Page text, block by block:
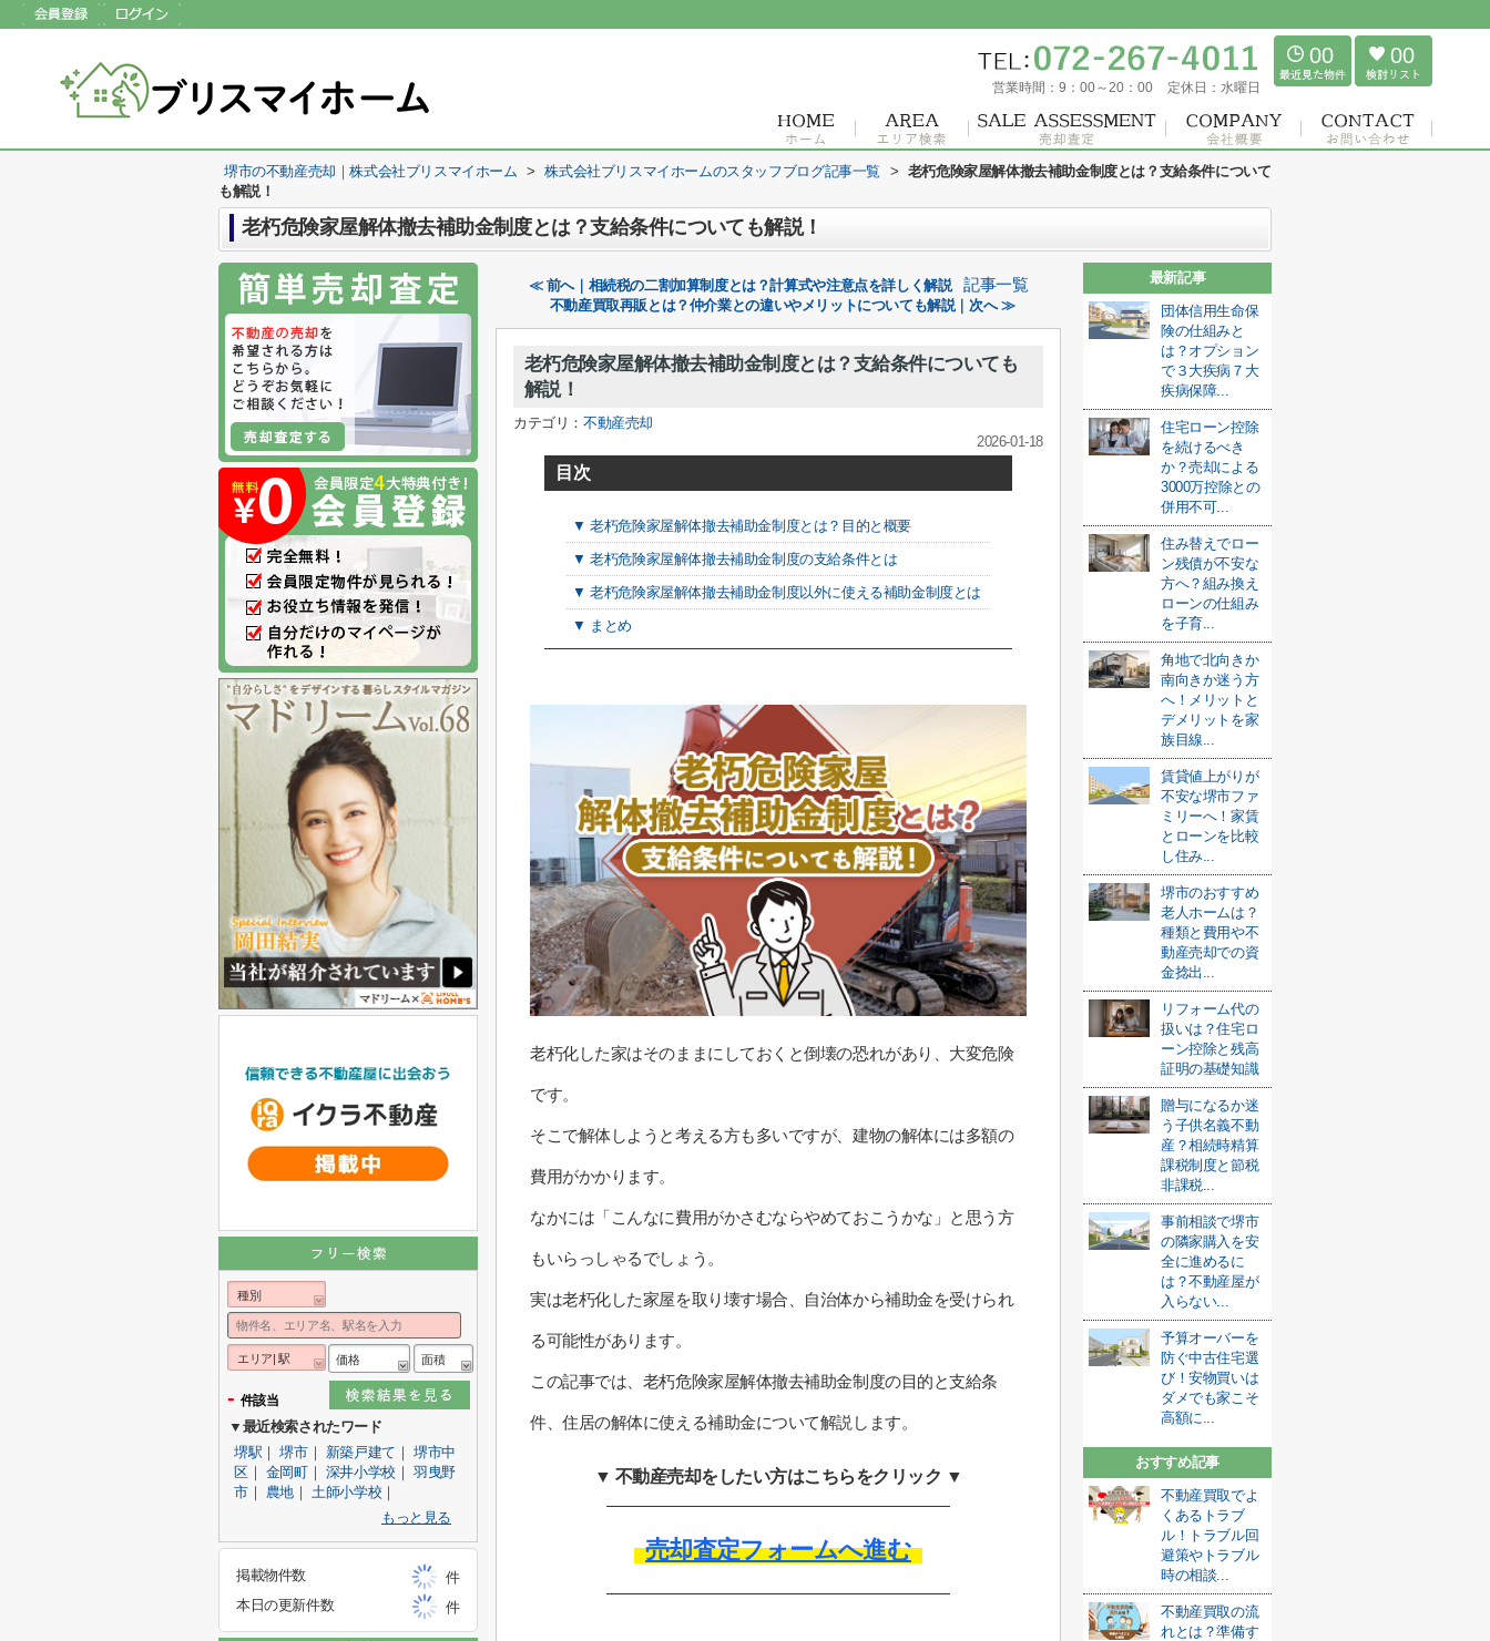
営業時間： 9：00～20：00 定休日： 水曜日
00 00
堺市の不動産売却｜株式会社ブリスマイホーム > 株式会社ブリスマイホームのスタッフブログ記事一覧 > 老朽危険家屋解体撤去補助金制度とは？支給条件について
も解説！
老朽危険家屋解体撤去補助金制度とは？支給条件についても解説！
≪ 前へ｜相続税の二割加算制度とは？計算式や注意点を詳しく解説 記事一覧
不動産買取再販とは？仲介業との違いやメリットについても解説｜次へ ≫
老朽危険家屋解体撤去補助金制度とは？支給条件についても
解説！
カテゴリ：不動産売却
2026-01-18
目次
▼ 老朽危険家屋解体撤去補助金制度とは？目的と概要
▼ 老朽危険家屋解体撤去補助金制度の支給条件とは
▼ 老朽危険家屋解体撤去補助金制度以外に使える補助金制度とは
▼ まとめ
老朽化した家はそのままにしておくと倒壊の恐れがあり、大変危険
です。
そこで解体しようと考える方も多いですが、建物の解体には多額の
費用がかかります。
なかには「こんなに費用がかさむならやめておこうかな」と思う方
もいらっしゃるでしょう。
実は老朽化した家屋を取り壊す場合、自治体から補助金を受けられ
る可能性があります。
この記事では、老朽危険家屋解体撤去補助金制度の目的と支給条
件、住居の解体に使える補助金について解説します。
▼ 不動産売却をしたい方はこちらをクリック ▼
売却査定フォームへ進む
最新記事
団体信用生命保
険の仕組みと
は？オプション
で３大疾病７大
疾病保障...
住宅ローン控除
を続けるべき
か？売却による
3000万控除との
併用不可...
住み替えでロー
ン残債が不安な
方へ？組み換え
ローンの仕組み
を子育...
角地で北向きか
南向きか迷う方
へ！メリットと
デメリットを家
族目線...
賃貸値上がりが
不安な堺市ファ
ミリーへ！家賃
とローンを比較
し住み...
堺市のおすすめ
老人ホームは？
種類と費用や不
動産売却での資
金捻出...
リフォーム代の
扱いは？住宅ロ
ーン控除と残高
証明の基礎知識
贈与になるか迷
う子供名義不動
産？相続時精算
課税制度と節税
非課税...
事前相談で堺市
の隣家購入を安
全に進めるに
は？不動産屋が
入らない...
予算オーバーを
防ぐ中古住宅選
び！安物買いは
ダメでも家こそ
高額に...
おすすめ記事
不動産買取でよ
くあるトラブ
ル！トラブル回
避策やトラブル
時の相談...
不動産買取の流
れとは？準備す
種別
エリア| 駅 価格 面積
- 件該当
▼最近検索されたワード
堺駅 ｜堺市｜ 新築戸建て ｜堺市中
区｜ 金岡町｜ 深井小学校 ｜羽曳野
市｜ 農地 ｜ 土師小学校 ｜
もっと見る
掲載物件数
件
本日の更新件数
件